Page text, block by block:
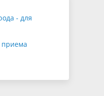
- для
приема